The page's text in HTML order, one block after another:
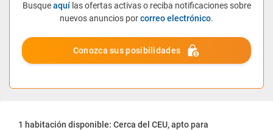
Busqueaquílas ofertas activas o reciba notificaciones sobre
nuevos anuncios porcorreo electrónico.
Conozca sus posibilidades
1 habitación disponible: Cerca del CEU, apto para